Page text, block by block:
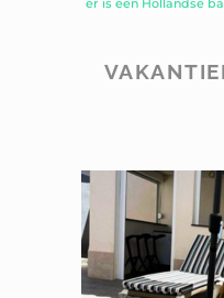
er is een Hollandse